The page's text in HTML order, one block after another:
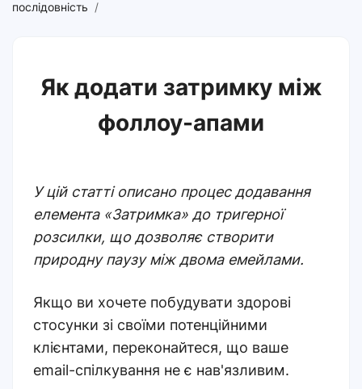
послідовність /
Як додати затримку між
фоллоу-апами
У цій статті описано процес додавання
елемента «Затримка» до тригерної
розсилки, що дозволяє створити
природну паузу між двома емейлами.
Якщо ви хочете побудувати здорові
стосунки зі своїми потенційними
клієнтами, переконайтеся, що ваше
email-спілкування не є нав'язливим.